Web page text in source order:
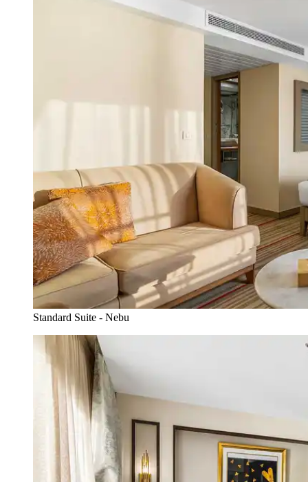
Standard Suite - Nebu